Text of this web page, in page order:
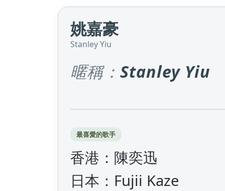
姚嘉豪
Stanley Yiu
暱稱： Stanley Yiu
最喜愛的歌手
香港：陳奕迅
日本：Fujii Kaze